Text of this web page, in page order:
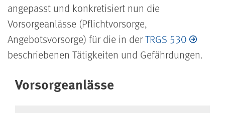
angepasst und konkretisiert nun die
Vorsorgeanlässe (Pflichtvorsorge,
Angebotsvorsorge) für die in derTRGS 530
beschriebenen Tätigkeiten und Gefährdungen.
Vorsorgeanlässe